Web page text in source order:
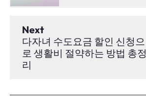
Next
다자녀 수도요금 할인 신청으
로 생활비 절약하는 방법 총정
리